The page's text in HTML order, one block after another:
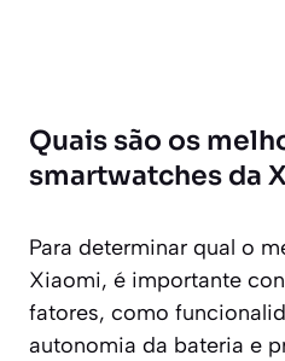
Quais são os
smartwatches da
Para determinar qual o
Xiaomi, é importante
fatores, como
autonomia da bateria e